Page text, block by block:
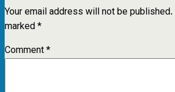
Your email address will not be published.
marked*
Comment*